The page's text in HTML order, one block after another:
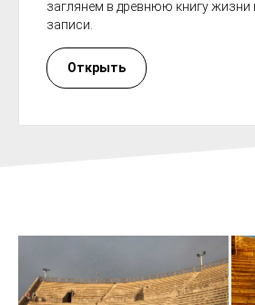
заглянем в древнюю книгу жизни
записи.
Открыть